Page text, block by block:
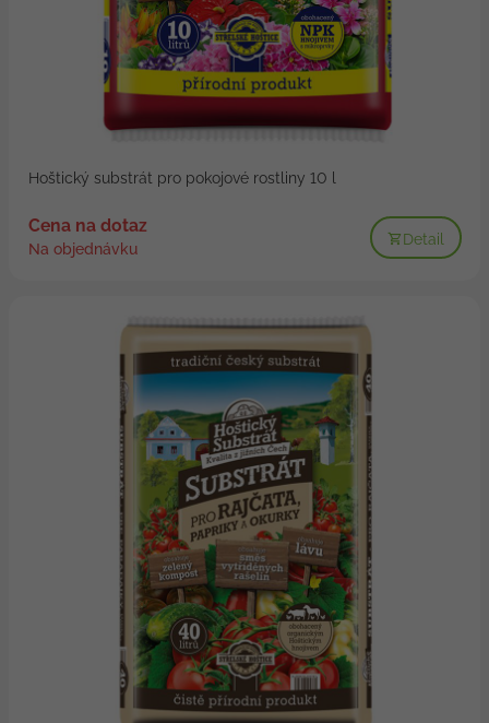
Hoštický substrát pro pokojové rostliny 10 l
Cena na dotaz
Na objednávku
Detail